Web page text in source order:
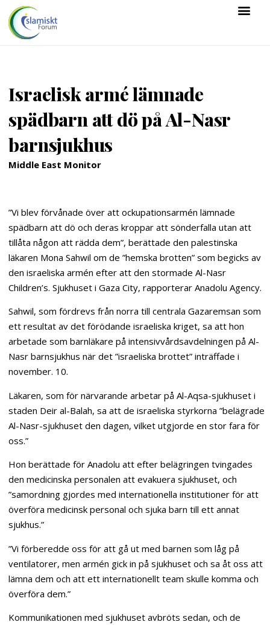
Israelisk armé lämnade
spädbarn att dö på Al-Nasr
barnsjukhus
Middle East Monitor
”Vi blev förvånade över att ockupationsarmén lämnade
spädbarn att dö och deras kroppar att sönderfalla utan att
tillåta någon att rädda dem”, berättade den palestinska
läkaren Mona Sahwil om de ”hemska brotten” som begicks av
den israeliska armén efter att den stormade Al-Nasr
Children’s. Sjukhuset i Gaza City, rapporterar Anadolu Agency.
Sahwil, som fördrevs från norra till centrala Gazaremsan som
ett resultat av det förödande israeliska kriget, sa att hon
arbetade som barnläkare på intensivvårdsavdelningen på Al-
Nasr barnsjukhus när det ”israeliska brottet” inträffade i
november. 10.
Läkaren, som för närvarande arbetar på Al-Aqsa-sjukhuset i
staden Deir al-Balah, sa att de israeliska styrkorna ”belägrade
Al-Nasr-sjukhuset den dagen, vilket utgjorde en stor fara för
oss.”
Hon berättade för Anadolu att efter belägringen tvingades
den medicinska personalen att evakuera sjukhuset, och
”samordning gjordes med internationella institutioner för att
överföra medicinsk personal och sjuka barn till ett annat
sjukhus.”
”Vi förberedde oss för att gå ut med barnen som låg på
ventilatorer, men armén gick in på sjukhuset och sa åt oss att
lämna dem och att ett internationellt team skulle komma och
överföra dem.”
Kommunikationen med sjukhuset avbröts sedan, och de